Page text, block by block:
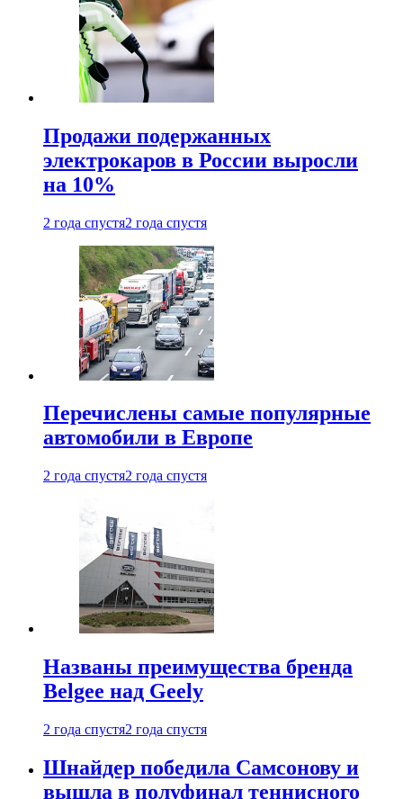
Продажи подержанных
электрокаров в России выросли
на 10%
2 года спустя2 года спустя
Перечислены самые популярные
автомобили в Европе
2 года спустя2 года спустя
Названы преимущества бренда
Belgee над Geely
2 года спустя2 года спустя
Шнайдер победила Самсонову и
вышла в полуфинал теннисного